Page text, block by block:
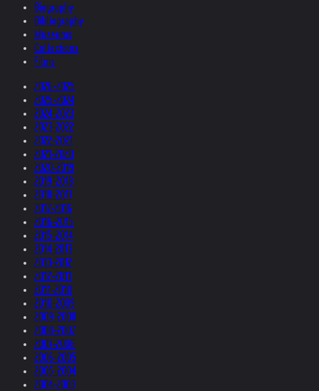
Biography
Bibliography
Museums
Collections
Films
2026-2025
2025-2024
2024-2023
2023-2022
2022-2021
2021-2020
2020-2019
2019-2018
2018-2017
2017-2016
2016-2015
2015-2014
2014-2013
2013-2012
2012-2011
2011-2010
2010-2009
2009-2008
2008-2007
2007-2006
2006-2005
2005-2004
2004-2003